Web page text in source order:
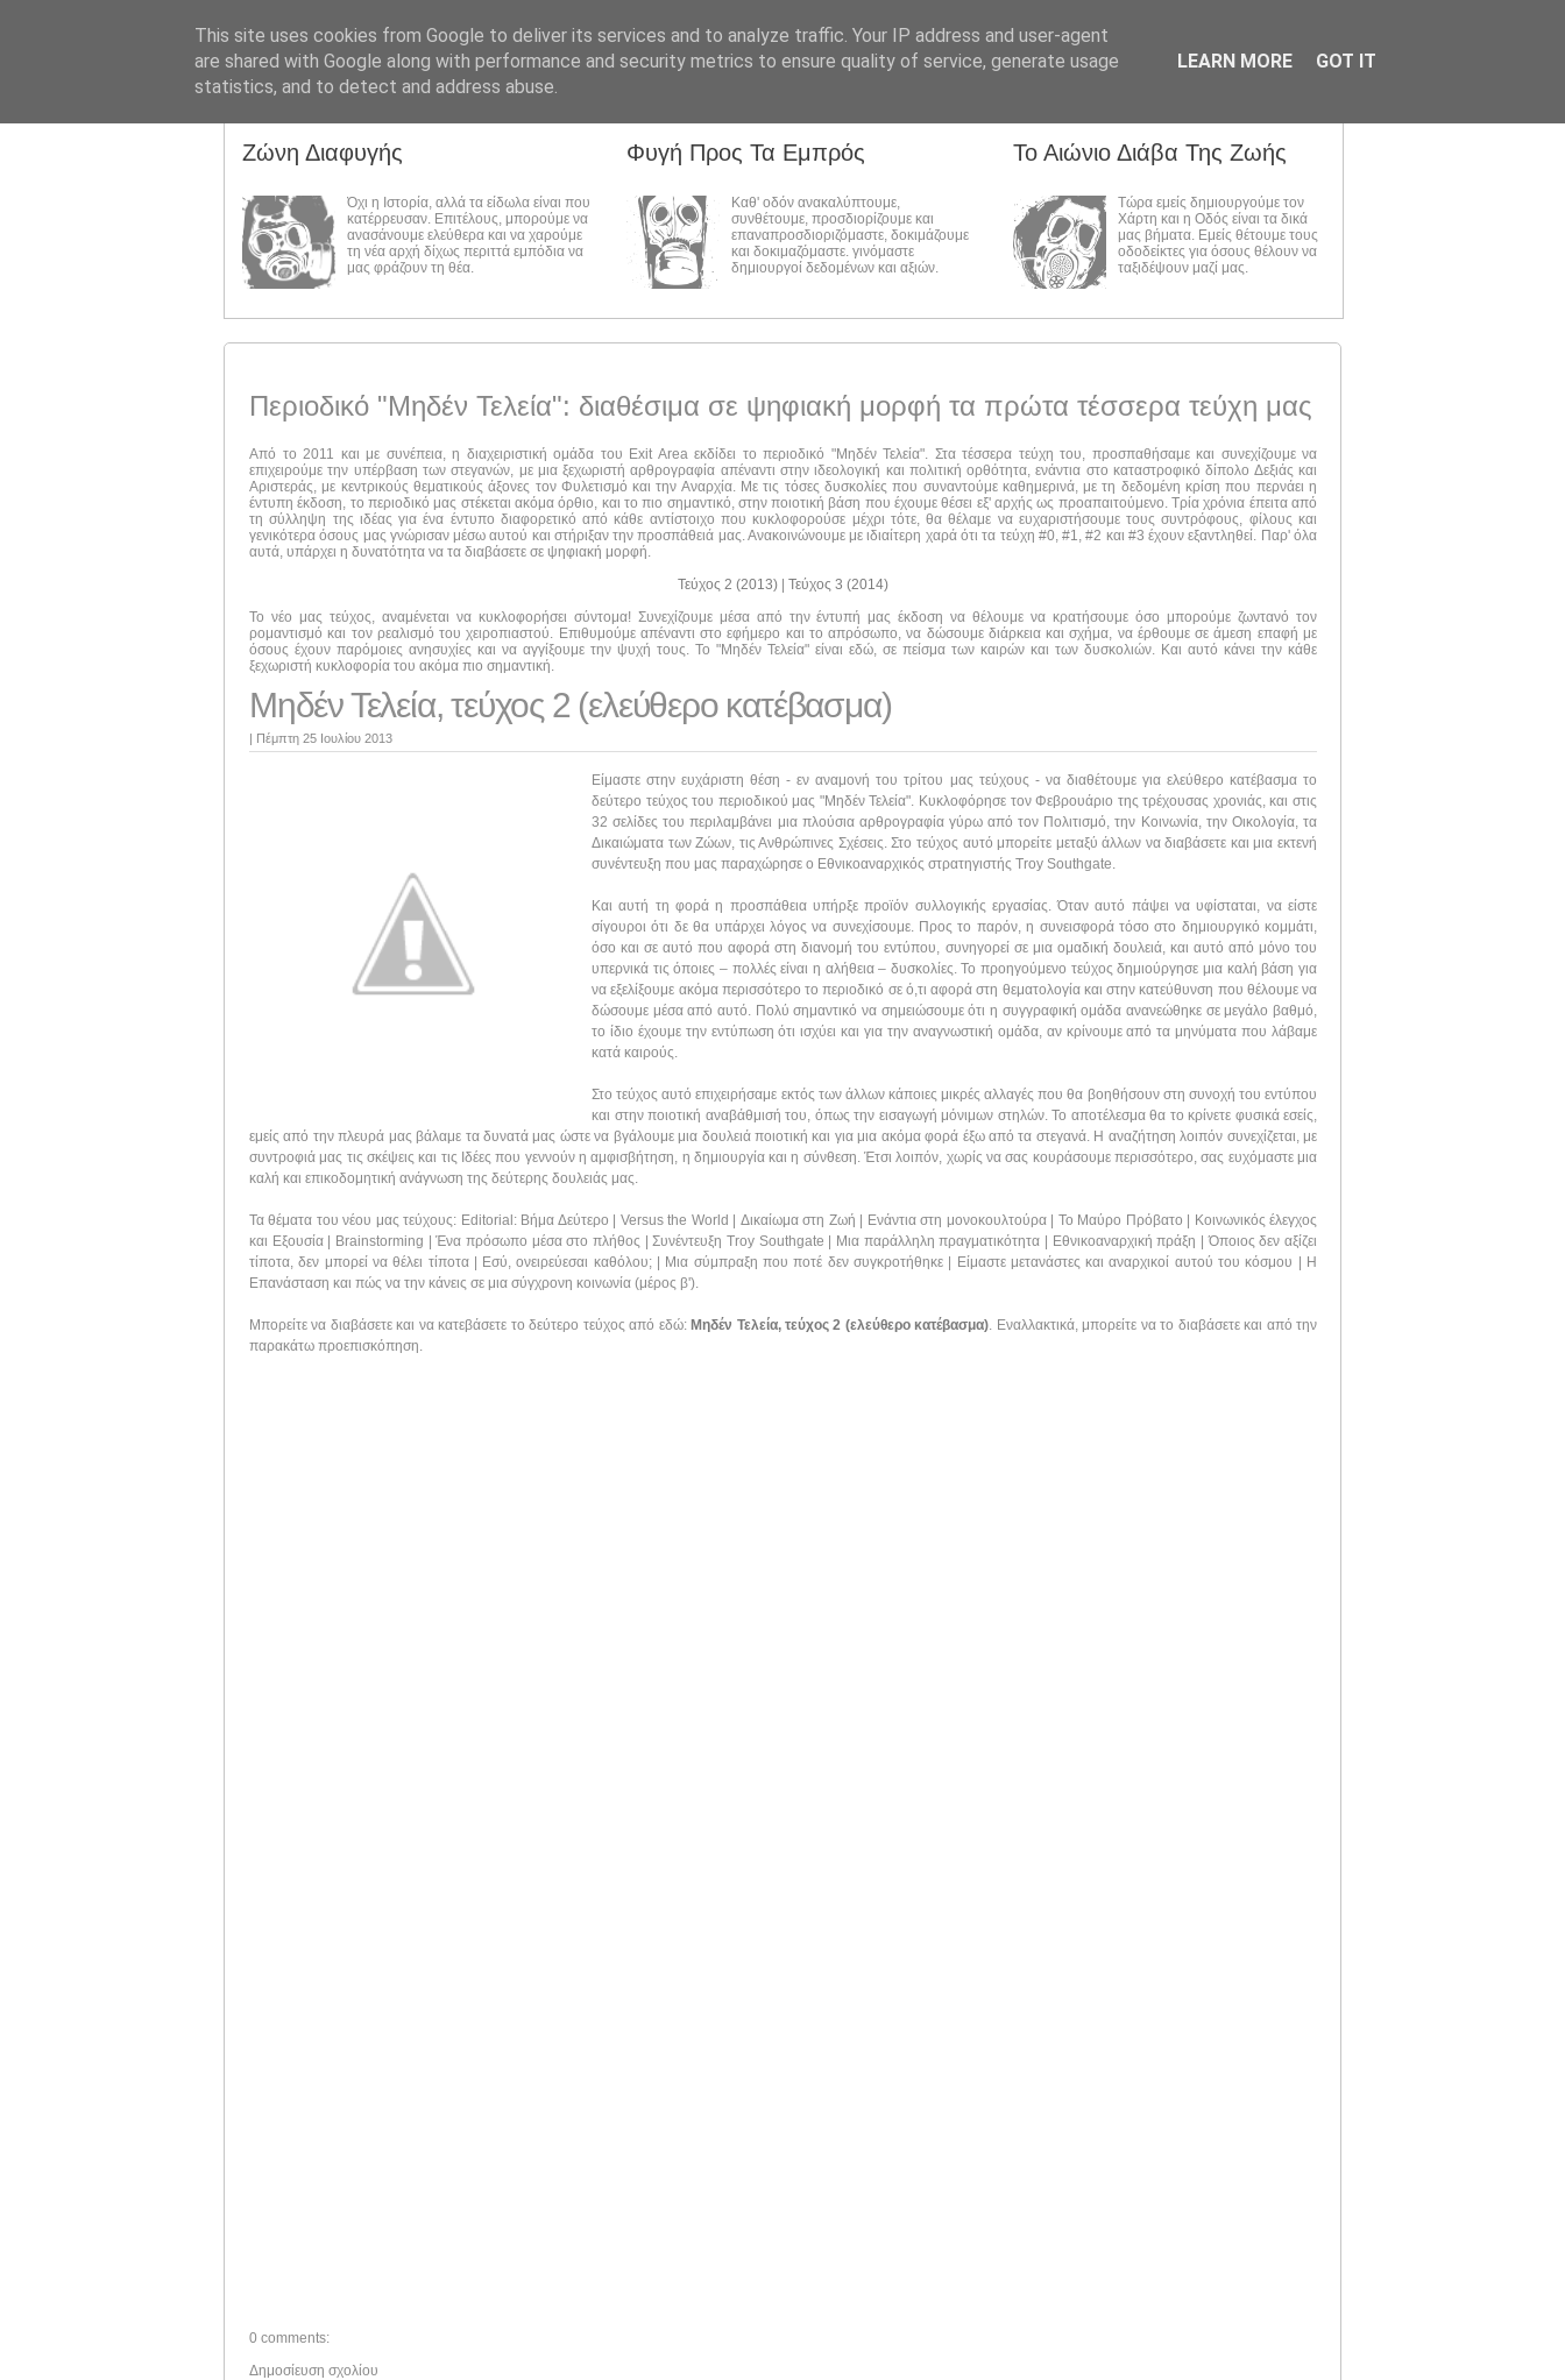
Ζώνη Διαφυγής
Όχι η Ιστορία, αλλά τα είδωλα είναι που
κατέρρευσαν. Επιτέλους, μπορούμε να
ανασάνουμε ελεύθερα και να χαρούμε
τη νέα αρχή δίχως περιττά εμπόδια να
μας φράζουν τη θέα.
Φυγή Προς Τα Εμπρός
Καθ' οδόν ανακαλύπτουμε,
συνθέτουμε, προσδιορίζουμε και
επαναπροσδιοριζόμαστε, δοκιμάζουμε
και δοκιμαζόμαστε. γινόμαστε
δημιουργοί δεδομένων και αξιών.
Το Αιώνιο Διάβα Της Ζωής
Τώρα εμείς δημιουργούμε τον
Χάρτη και η Οδός είναι τα δικά
μας βήματα. Εμείς θέτουμε τους
οδοδείκτες για όσους θέλουν να
ταξιδέψουν μαζί μας.
Περιοδικό "Μηδέν Τελεία": διαθέσιμα σε ψηφιακή μορφή τα πρώτα τέσσερα τεύχη μας
Από το 2011 και με συνέπεια, η διαχειριστική ομάδα του Exit Area εκδίδει το περιοδικό "Μηδέν Τελεία". Στα τέσσερα τεύχη του, προσπαθήσαμε και συνεχίζουμε να
επιχειρούμε την υπέρβαση των στεγανών, με μια ξεχωριστή αρθρογραφία απέναντι στην ιδεολογική και πολιτική ορθότητα, ενάντια στο καταστροφικό δίπολο Δεξιάς και
Αριστεράς, με κεντρικούς θεματικούς άξονες τον Φυλετισμό και την Αναρχία. Με τις τόσες δυσκολίες που συναντούμε καθημερινά, με τη δεδομένη κρίση που περνάει η
έντυπη έκδοση, το περιοδικό μας στέκεται ακόμα όρθιο, και το πιο σημαντικό, στην ποιοτική βάση που έχουμε θέσει εξ' αρχής ως προαπαιτούμενο. Τρία χρόνια έπειτα από
τη σύλληψη της ιδέας για ένα έντυπο διαφορετικό από κάθε αντίστοιχο που κυκλοφορούσε μέχρι τότε, θα θέλαμε να ευχαριστήσουμε τους συντρόφους, φίλους και
γενικότερα όσους μας γνώρισαν μέσω αυτού και στήριξαν την προσπάθειά μας. Ανακοινώνουμε με ιδιαίτερη χαρά ότι τα τεύχη #0, #1, #2 και #3 έχουν εξαντληθεί. Παρ' όλα
αυτά, υπάρχει η δυνατότητα να τα διαβάσετε σε ψηφιακή μορφή.
Τεύχος 2 (2013) | Τεύχος 3 (2014)
Το νέο μας τεύχος, αναμένεται να κυκλοφορήσει σύντομα! Συνεχίζουμε μέσα από την έντυπή μας έκδοση να θέλουμε να κρατήσουμε όσο μπορούμε ζωντανό τον
ρομαντισμό και τον ρεαλισμό του χειροπιαστού. Επιθυμούμε απέναντι στο εφήμερο και το απρόσωπο, να δώσουμε διάρκεια και σχήμα, να έρθουμε σε άμεση επαφή με
όσους έχουν παρόμοιες ανησυχίες και να αγγίξουμε την ψυχή τους. Το "Μηδέν Τελεία" είναι εδώ, σε πείσμα των καιρών και των δυσκολιών. Και αυτό κάνει την κάθε
ξεχωριστή κυκλοφορία του ακόμα πιο σημαντική.
Μηδέν Τελεία, τεύχος 2 (ελεύθερο κατέβασμα)
| Πέμπτη 25 Ιουλίου 2013
Είμαστε στην ευχάριστη θέση - εν αναμονή του τρίτου μας τεύχους - να διαθέτουμε για ελεύθερο κατέβασμα το
δεύτερο τεύχος του περιοδικού μας "Μηδέν Τελεία". Κυκλοφόρησε τον Φεβρουάριο της τρέχουσας χρονιάς, και στις
32 σελίδες του περιλαμβάνει μια πλούσια αρθρογραφία γύρω από τον Πολιτισμό, την Κοινωνία, την Οικολογία, τα
Δικαιώματα των Ζώων, τις Ανθρώπινες Σχέσεις. Στο τεύχος αυτό μπορείτε μεταξύ άλλων να διαβάσετε και μια εκτενή
συνέντευξη που μας παραχώρησε ο Εθνικοαναρχικός στρατηγιστής Troy Southgate.
Και αυτή τη φορά η προσπάθεια υπήρξε προϊόν συλλογικής εργασίας. Όταν αυτό πάψει να υφίσταται, να είστε
σίγουροι ότι δε θα υπάρχει λόγος να συνεχίσουμε. Προς το παρόν, η συνεισφορά τόσο στο δημιουργικό κομμάτι,
όσο και σε αυτό που αφορά στη διανομή του εντύπου, συνηγορεί σε μια ομαδική δουλειά, και αυτό από μόνο του
υπερνικά τις όποιες – πολλές είναι η αλήθεια – δυσκολίες. Το προηγούμενο τεύχος δημιούργησε μια καλή βάση για
να εξελίξουμε ακόμα περισσότερο το περιοδικό σε ό,τι αφορά στη θεματολογία και στην κατεύθυνση που θέλουμε να
δώσουμε μέσα από αυτό. Πολύ σημαντικό να σημειώσουμε ότι η συγγραφική ομάδα ανανεώθηκε σε μεγάλο βαθμό,
το ίδιο έχουμε την εντύπωση ότι ισχύει και για την αναγνωστική ομάδα, αν κρίνουμε από τα μηνύματα που λάβαμε
κατά καιρούς.
Στο τεύχος αυτό επιχειρήσαμε εκτός των άλλων κάποιες μικρές αλλαγές που θα βοηθήσουν στη συνοχή του εντύπου
και στην ποιοτική αναβάθμισή του, όπως την εισαγωγή μόνιμων στηλών. Το αποτέλεσμα θα το κρίνετε φυσικά εσείς,
εμείς από την πλευρά μας βάλαμε τα δυνατά μας ώστε να βγάλουμε μια δουλειά ποιοτική και για μια ακόμα φορά έξω από τα στεγανά. Η αναζήτηση λοιπόν συνεχίζεται, με
συντροφιά μας τις σκέψεις και τις Ιδέες που γεννούν η αμφισβήτηση, η δημιουργία και η σύνθεση. Έτσι λοιπόν, χωρίς να σας κουράσουμε περισσότερο, σας ευχόμαστε μια
καλή και επικοδομητική ανάγνωση της δεύτερης δουλειάς μας.
Τα θέματα του νέου μας τεύχους: Editorial: Βήμα Δεύτερο | Versus the World | Δικαίωμα στη Ζωή | Ενάντια στη μονοκουλτούρα | Το Μαύρο Πρόβατο | Κοινωνικός έλεγχος
και Εξουσία | Brainstorming | Ένα πρόσωπο μέσα στο πλήθος | Συνέντευξη Troy Southgate | Μια παράλληλη πραγματικότητα | Εθνικοαναρχική πράξη | Όποιος δεν αξίζει
τίποτα, δεν μπορεί να θέλει τίποτα | Εσύ, ονειρεύεσαι καθόλου; | Μια σύμπραξη που ποτέ δεν συγκροτήθηκε | Είμαστε μετανάστες και αναρχικοί αυτού του κόσμου | Η
Επανάσταση και πώς να την κάνεις σε μια σύγχρονη κοινωνία (μέρος β').
Μπορείτε να διαβάσετε και να κατεβάσετε το δεύτερο τεύχος από εδώ:Μηδέν Τελεία, τεύχος 2 (ελεύθερο κατέβασμα). Εναλλακτικά, μπορείτε να το διαβάσετε και από την
παρακάτω προεπισκόπηση.
0 comments:
Δημοσίευση σχολίου
This site uses cookies from Google to deliver its services and to analyze traffic. Your IP address and user-agent
are shared with Google along with performance and security metrics to ensure quality of service, generate usage
statistics, and to detect and address abuse.
LEARN MORE GOT IT